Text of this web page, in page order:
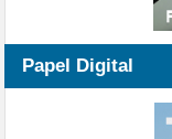
Papel Digital